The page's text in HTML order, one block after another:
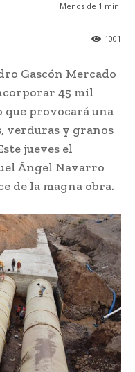
Menos de 1 min.
1001
Gascón Mercado
45 mil
que provocará una
verduras y granos
jueves el
Ángel Navarro
de la magna obra.